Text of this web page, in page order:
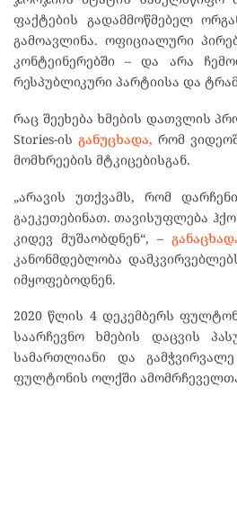
ფაქტების გადამმოწმებელ
გამოავლინა. ოფიციალური
კონტეინერებში – და არა
რესპუბლიკური პარტიისა და
რაც შეეხება ხმების დათვლის
Stories-ის განუცხადა, რომ
მომხრეების მტკიცებისგან.
„არავის უთქვამს, რომ
გაეკეთებინათ. თავისუფლება
კიდევ მუშაობდნენ“, –
კანონმდებლობა
იმყოფებოდნენ.
2020 წლის 4 დეკემბერს
საარჩევნო ხმების დაცვის
სამართლიანი და
ფულტონის ოლქში ამომრჩეველთა